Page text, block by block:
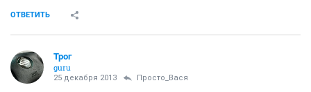
ОТВЕТИТЬ
Трог
guru
25 декабря 2013 Просто_Вася